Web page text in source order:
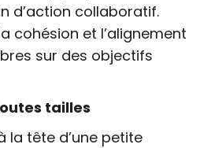
d’action collaboratif.
cohésion et l’alignement
sur des objectifs
tailles
la tête d’une petite